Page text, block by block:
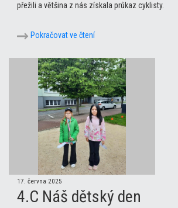
přežili a většina z nás získala průkaz cyklisty.
Pokračovat ve čtení
17. června 2025
4.C Náš dětský den